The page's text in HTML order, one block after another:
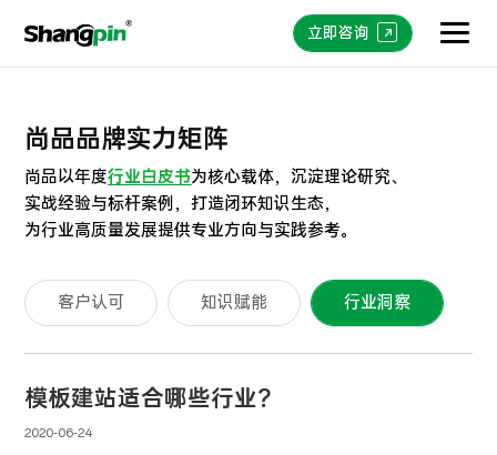
立即咨询
尚品品牌实力矩阵
尚品以年度行业白皮书为核心载体，沉淀理论研究、
实战经验与标杆案例，打造闭环知识生态，
为行业高质量发展提供专业方向与实践参考。
客户认可 知识赋能 行业洞察
模板建站适合哪些行业？
2020-06-24